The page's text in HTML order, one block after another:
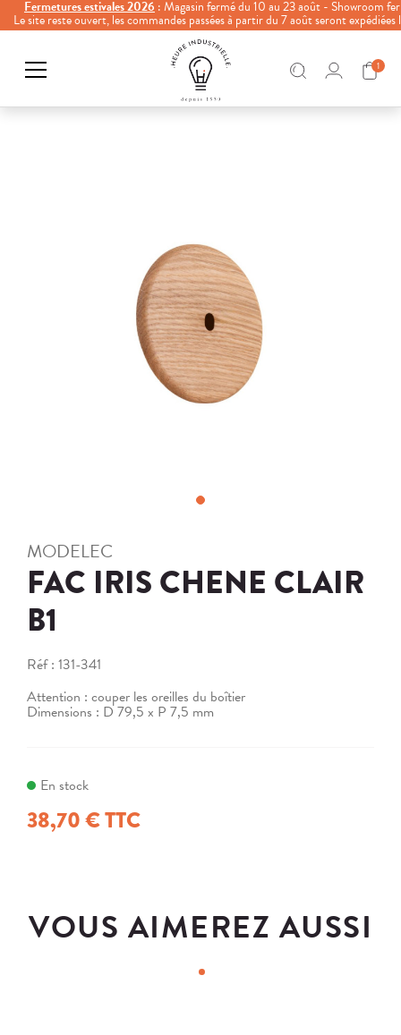
MODELEC
FAC IRIS CHENE CLAIR
B1
Réf : 131-341
Attention : couper les oreilles du boîtier
Dimensions : D 79,5 x P 7,5 mm
En stock
38,70 € TTC
VOUS AIMEREZ AUSSI
Fermetures estivales 2026 : Magasin fermé du 10 au 23 août - Showroom
Le site reste ouvert, les commandes passées à partir du 7 août seront
1